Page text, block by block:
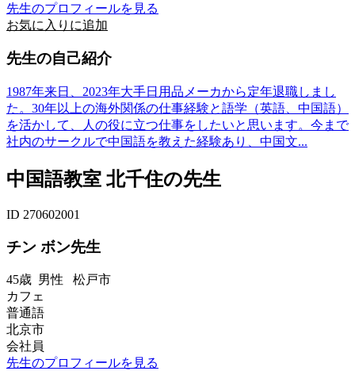
先生のプロフィールを見る
お気に入りに追加
先生の自己紹介
1987年来日、2023年大手日用品メーカから定年退職しまし
た。30年以上の海外関係の仕事経験と語学（英語、中国語）
を活かして、人の役に立つ仕事をしたいと思います。今まで
社内のサークルで中国語を教えた経験あり、中国文...
中国語教室 北千住の先生
ID 270602001
チン ボン先生
45歳 男性 松戸市
カフェ
普通語
北京市
会社員
先生のプロフィールを見る